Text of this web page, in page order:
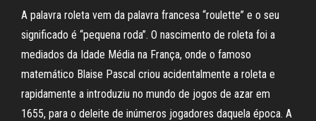
A palavra roleta vem da palavra francesa “roulette” e o seu
significado é “pequena roda”. O nascimento de roleta foi a
mediados da Idade Média na França, onde o famoso
matemático Blaise Pascal criou acidentalmente a roleta e
rapidamente a introduziu no mundo de jogos de azar em
1655, para o deleite de inúmeros jogadores daquela época. A